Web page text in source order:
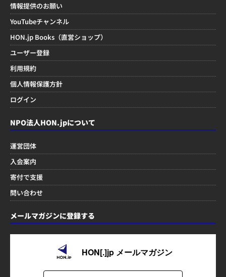
情報提供のお願い
YouTubeチャンネル
HON.jp Books（直営ショップ）
ユーザー登録
利用規約
個人情報保護方針
ログイン
NPO法人HON.jpについて
運営団体
入会案内
寄付で支援
問い合わせ
メールマガジンに登録する